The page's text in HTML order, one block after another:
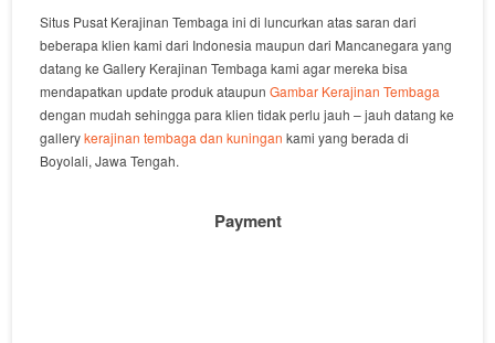
Situs Pusat Kerajinan Tembaga ini di luncurkan atas saran dari
beberapa klien kami dari Indonesia maupun dari Mancanegara yang
datang ke Gallery Kerajinan Tembaga kami agar mereka bisa
mendapatkan update produk ataupunGambar Kerajinan Tembaga
dengan mudah sehingga para klien tidak perlu jauh – jauh datang ke
gallerykerajinan tembaga dan kuningan kami yang berada di
Boyolali, Jawa Tengah.
Payment